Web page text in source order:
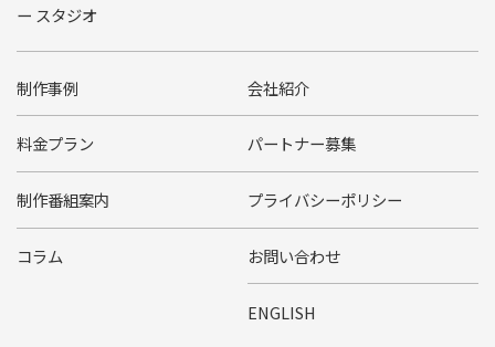
スタジオ
制作事例
料金プラン
制作番組案内
コラム
会社紹介
パートナー募集
プライバシーポリシー
お問い合わせ
ENGLISH